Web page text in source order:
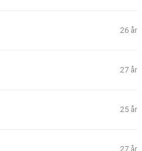
26 år
27 år
25 år
27 år